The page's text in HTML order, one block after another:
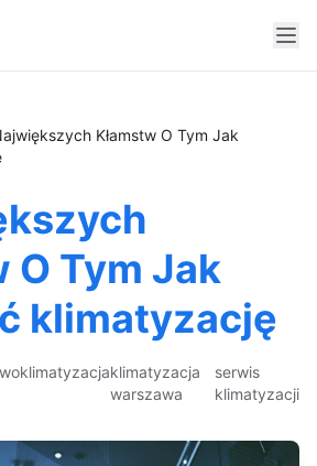
Kłamstw O Tym Jak
O Tym Jak
klimatyzację
klimatyzacjaklimatyzacja
warszawa
serwis
klimatyzacji